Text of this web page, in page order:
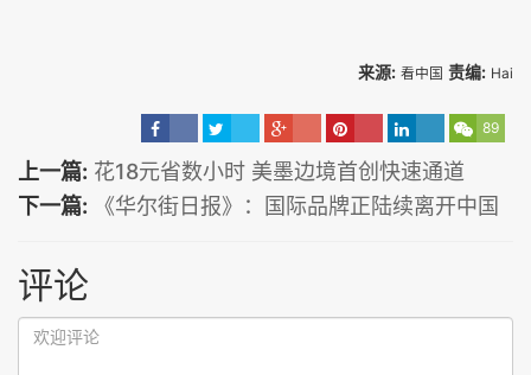
来源: 看中国 责编: Hai
89
上一篇: 花18元省数小时 美墨边境首创快速通道
下一篇:
《华尔街日报》：国际品牌正陆续离开中国
评论